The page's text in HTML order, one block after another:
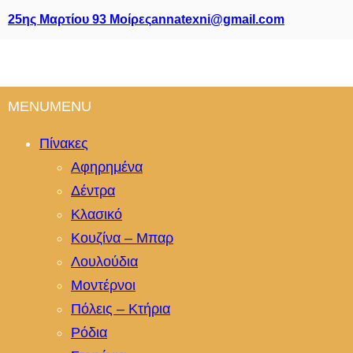
25ης Μαρτίου 93 Μοίρεςannatexni@gmail.com
MENUMENU
Πίνακες
Αφηρημένα
Δέντρα
Κλασικό
Κουζίνα – Μπαρ
Λουλούδια
Μοντέρνοι
Πόλεις – Κτήρια
Ρόδια